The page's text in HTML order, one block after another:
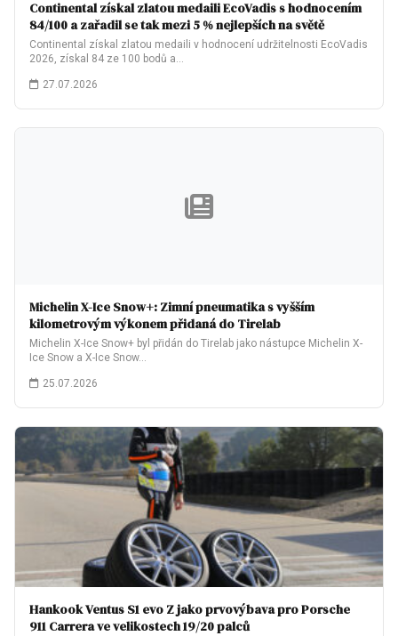
Continental získal zlatou medaili EcoVadis s hodnocením
84/100 a zařadil se tak mezi 5 % nejlepších na světě
Continental získal zlatou medaili v hodnocení udržitelnosti EcoVadis
2026, získal 84 ze 100 bodů a…
27.07.2026
Michelin X-Ice Snow+: Zimní pneumatika s vyšším
kilometrovým výkonem přidaná do Tirelab
Michelin X-Ice Snow+ byl přidán do Tirelab jako nástupce Michelin X-
Ice Snow a X-Ice Snow…
25.07.2026
Hankook Ventus S1 evo Z jako prvovýbava pro Porsche
911 Carrera ve velikostech 19/20 palců